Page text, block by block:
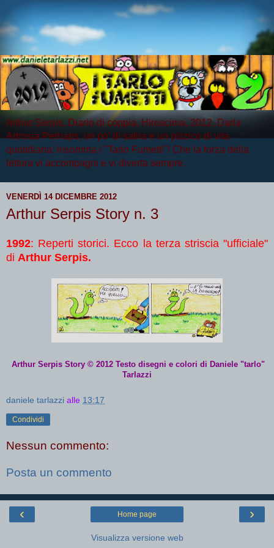
Arthur Serpis, Diario di coppia, Hiroscima, 2012, Darla
Artrosia Perhaps, un po' di satira e un pizzico di vita
quotidiana: insomma i "Tarlo Fumetti"! Che la forza della
lettura vi accompagni e vi diverta sempre.
VENERDÌ 14 DICEMBRE 2012
Arthur Serpis Story n. 3
1992: Reperti storici. Ecco la terza striscia "ufficiale"
di Arthur Serpis.
Arthur Serpis Story © 2012 Testo disegni e colori di Daniele "tarlo"
Tarlazzi
daniele tarlazzi alle 13:17
Condividi
Nessun commento:
Posta un commento
‹ ›
Home page
Visualizza versione web